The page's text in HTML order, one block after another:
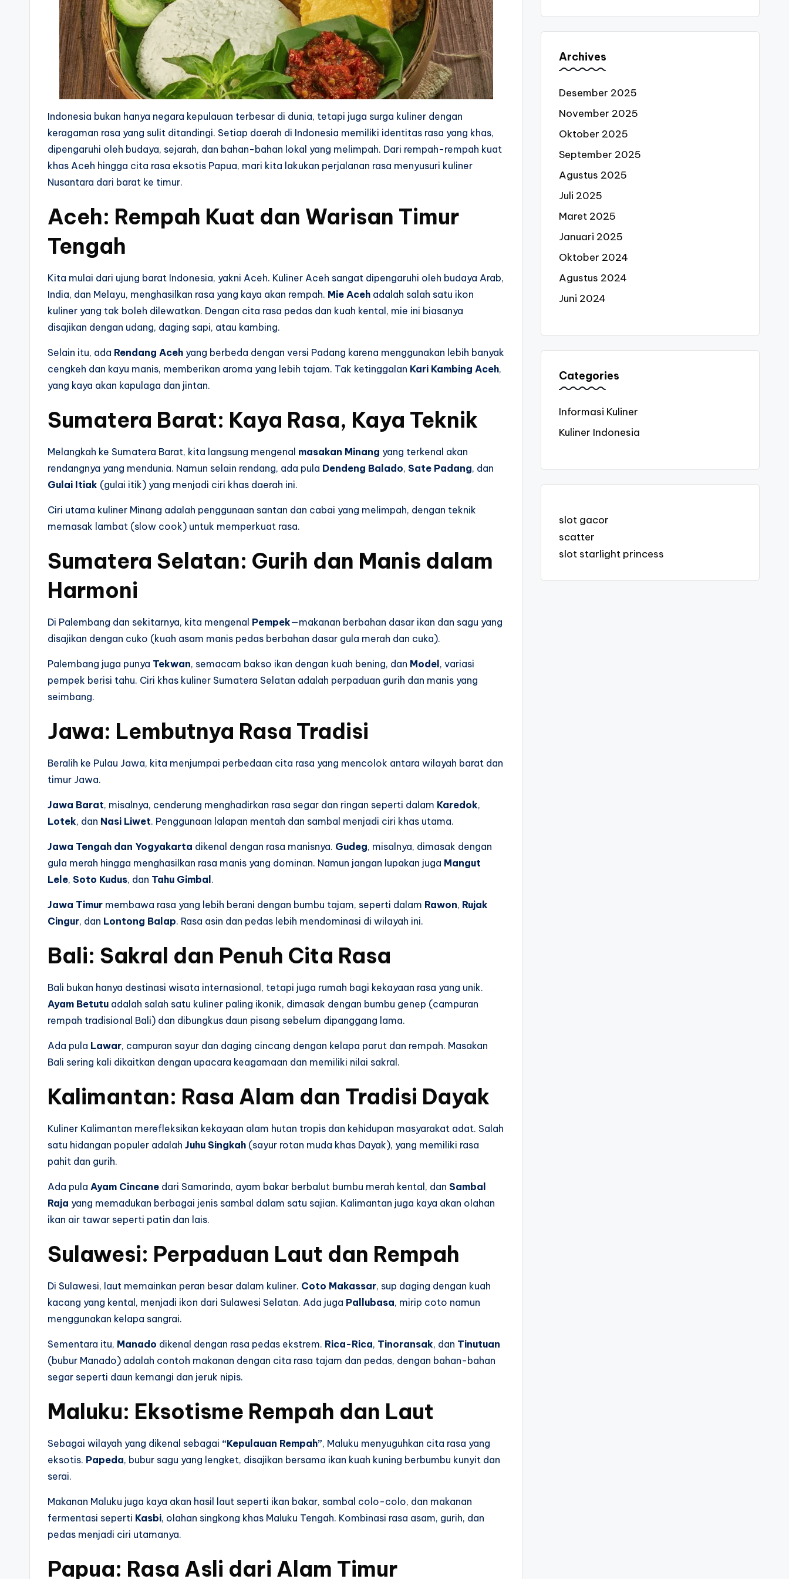
Indonesia bukan hanya negara kepulauan terbesar di dunia, tetapi juga surga kuliner dengan
keragaman rasa yang sulit ditandingi. Setiap daerah di Indonesia memiliki identitas rasa yang khas,
dipengaruhi oleh budaya, sejarah, dan bahan-bahan lokal yang melimpah. Dari rempah-rempah kuat
khas Aceh hingga cita rasa eksotis Papua, mari kita lakukan perjalanan rasa menyusuri kuliner
Nusantara dari barat ke timur.
Aceh: Rempah Kuat dan Warisan Timur
Tengah
Kita mulai dari ujung barat Indonesia, yakni Aceh. Kuliner Aceh sangat dipengaruhi oleh budaya Arab,
India, dan Melayu, menghasilkan rasa yang kaya akan rempah. Mie Aceh adalah salah satu ikon
kuliner yang tak boleh dilewatkan. Dengan cita rasa pedas dan kuah kental, mie ini biasanya
disajikan dengan udang, daging sapi, atau kambing.
Selain itu, ada Rendang Aceh yang berbeda dengan versi Padang karena menggunakan lebih banyak
cengkeh dan kayu manis, memberikan aroma yang lebih tajam. Tak ketinggalan Kari Kambing Aceh,
yang kaya akan kapulaga dan jintan.
Sumatera Barat: Kaya Rasa, Kaya Teknik
Melangkah ke Sumatera Barat, kita langsung mengenal masakan Minang yang terkenal akan
rendangnya yang mendunia. Namun selain rendang, ada pula Dendeng Balado, Sate Padang, dan
Gulai Itiak (gulai itik) yang menjadi ciri khas daerah ini.
Ciri utama kuliner Minang adalah penggunaan santan dan cabai yang melimpah, dengan teknik
memasak lambat (slow cook) untuk memperkuat rasa.
Sumatera Selatan: Gurih dan Manis dalam
Harmoni
Di Palembang dan sekitarnya, kita mengenal Pempek—makanan berbahan dasar ikan dan sagu yang
disajikan dengan cuko (kuah asam manis pedas berbahan dasar gula merah dan cuka).
Palembang juga punya Tekwan, semacam bakso ikan dengan kuah bening, dan Model , variasi
pempek berisi tahu. Ciri khas kuliner Sumatera Selatan adalah perpaduan gurih dan manis yang
seimbang.
Jawa: Lembutnya Rasa Tradisi
Beralih ke Pulau Jawa, kita menjumpai perbedaan cita rasa yang mencolok antara wilayah barat dan
timur Jawa.
Jawa Barat, misalnya, cenderung menghadirkan rasa segar dan ringan seperti dalam Karedok,
Lotek, dan Nasi Liwet. Penggunaan lalapan mentah dan sambal menjadi ciri khas utama.
Jawa Tengah dan Yogyakarta dikenal dengan rasa manisnya. Gudeg, misalnya, dimasak dengan
gula merah hingga menghasilkan rasa manis yang dominan. Namun jangan lupakan juga Mangut
Lele, Soto Kudus, dan Tahu Gimbal .
Jawa Timur membawa rasa yang lebih berani dengan bumbu tajam, seperti dalam Rawon, Rujak
Cingur, dan Lontong Balap. Rasa asin dan pedas lebih mendominasi di wilayah ini.
Bali: Sakral dan Penuh Cita Rasa
Bali bukan hanya destinasi wisata internasional, tetapi juga rumah bagi kekayaan rasa yang unik.
Ayam Betutu adalah salah satu kuliner paling ikonik, dimasak dengan bumbu genep (campuran
rempah tradisional Bali) dan dibungkus daun pisang sebelum dipanggang lama.
Ada pula Lawar, campuran sayur dan daging cincang dengan kelapa parut dan rempah. Masakan
Bali sering kali dikaitkan dengan upacara keagamaan dan memiliki nilai sakral.
Kalimantan: Rasa Alam dan Tradisi Dayak
Kuliner Kalimantan merefleksikan kekayaan alam hutan tropis dan kehidupan masyarakat adat. Salah
satu hidangan populer adalah Juhu Singkah (sayur rotan muda khas Dayak), yang memiliki rasa
pahit dan gurih.
Ada pula Ayam Cincane dari Samarinda, ayam bakar berbalut bumbu merah kental, dan Sambal
Raja yang memadukan berbagai jenis sambal dalam satu sajian. Kalimantan juga kaya akan olahan
ikan air tawar seperti patin dan lais.
Sulawesi: Perpaduan Laut dan Rempah
Di Sulawesi, laut memainkan peran besar dalam kuliner. Coto Makassar, sup daging dengan kuah
kacang yang kental, menjadi ikon dari Sulawesi Selatan. Ada juga Pallubasa, mirip coto namun
menggunakan kelapa sangrai.
Sementara itu, Manado dikenal dengan rasa pedas ekstrem. Rica-Rica, Tinoransak, dan Tinutuan
(bubur Manado) adalah contoh makanan dengan cita rasa tajam dan pedas, dengan bahan-bahan
segar seperti daun kemangi dan jeruk nipis.
Maluku: Eksotisme Rempah dan Laut
Sebagai wilayah yang dikenal sebagai “Kepulauan Rempah”, Maluku menyuguhkan cita rasa yang
eksotis. Papeda, bubur sagu yang lengket, disajikan bersama ikan kuah kuning berbumbu kunyit dan
serai.
Makanan Maluku juga kaya akan hasil laut seperti ikan bakar, sambal colo-colo, dan makanan
fermentasi seperti Kasbi, olahan singkong khas Maluku Tengah. Kombinasi rasa asam, gurih, dan
pedas menjadi ciri utamanya.
Papua: Rasa Asli dari Alam Timur
Archives
Desember 2025
November 2025
Oktober 2025
September 2025
Agustus 2025
Juli 2025
Maret 2025
Januari 2025
Oktober 2024
Agustus 2024
Juni 2024
Categories
Informasi Kuliner
Kuliner Indonesia
slot gacor
scatter
slot starlight princess